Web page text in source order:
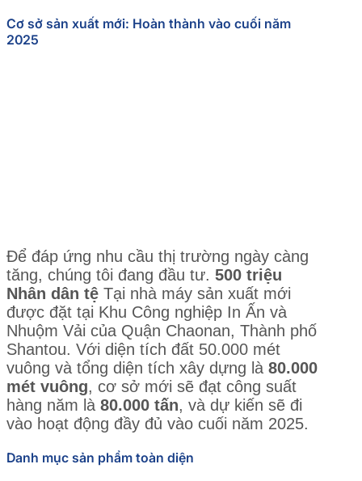
Cơ sở sản xuất mới: Hoàn thành vào cuối năm
2025
Để đáp ứng nhu cầu thị trường ngày càng
tăng, chúng tôi đang đầu tư. 500 triệu
Nhân dân tệ Tại nhà máy sản xuất mới
được đặt tại Khu Công nghiệp In Ấn và
Nhuộm Vải của Quận Chaonan, Thành phố
Shantou. Với diện tích đất 50.000 mét
vuông và tổng diện tích xây dựng là 80.000
mét vuông, cơ sở mới sẽ đạt công suất
hàng năm là 80.000 tấn, và dự kiến sẽ đi
vào hoạt động đầy đủ vào cuối năm 2025.
Danh mục sản phẩm toàn diện